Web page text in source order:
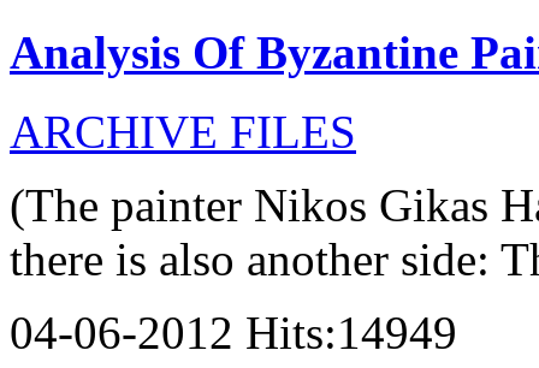
Analysis Of Byzantine
ARCHIVE FILES
(The painter Nikos Gikas
there is also another side:
04-06-2012 Hits:14949